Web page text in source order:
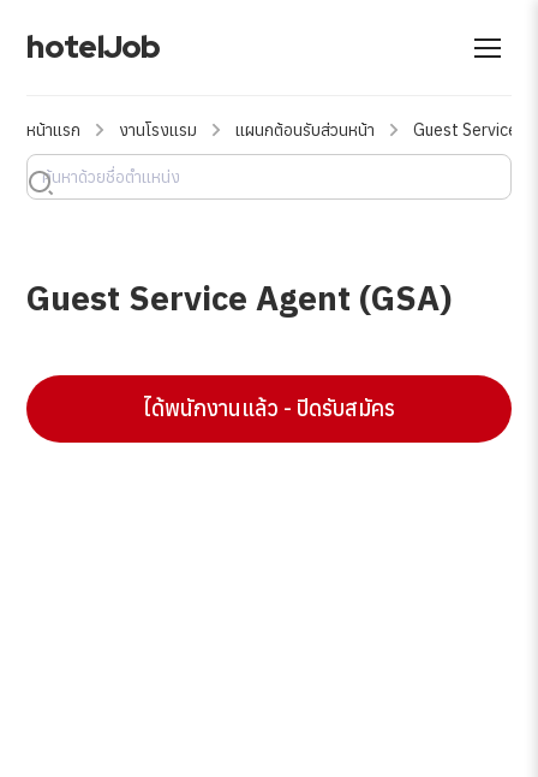
hotelJob
หน้าแรก งานโรงแรม แผนกต้อนรับส่วนหน้า Guest Service
Guest Service Agent (GSA)
ได้พนักงานแล้ว - ปิดรับสมัคร